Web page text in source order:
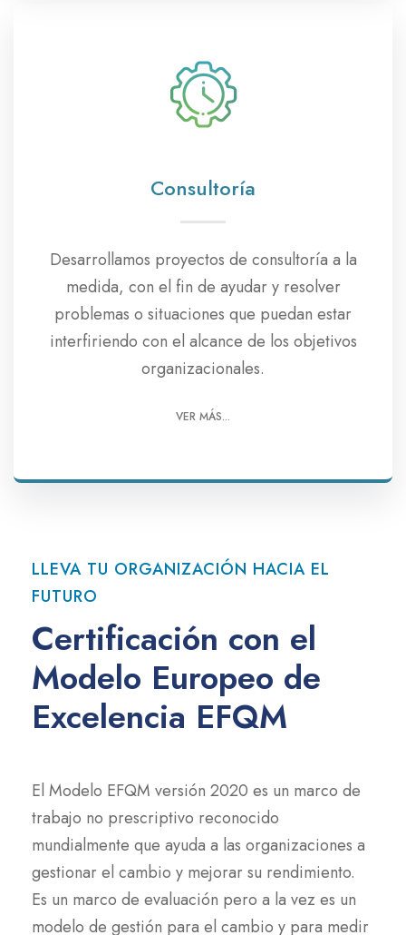
Consultoría
Desarrollamos proyectos de consultoría a la
medida, con el fin de ayudar y resolver
problemas o situaciones que puedan estar
interfiriendo con el alcance de los objetivos
organizacionales.
VER MÁS...
LLEVA TU ORGANIZACIÓN HACIA EL
FUTURO
Certificación con el
Modelo Europeo de
Excelencia EFQM
El Modelo EFQM versión 2020 es un marco de
trabajo no prescriptivo reconocido
mundialmente que ayuda a las organizaciones a
gestionar el cambio y mejorar su rendimiento.
Es un marco de evaluación pero a la vez es un
modelo de gestión para el cambio y para medir